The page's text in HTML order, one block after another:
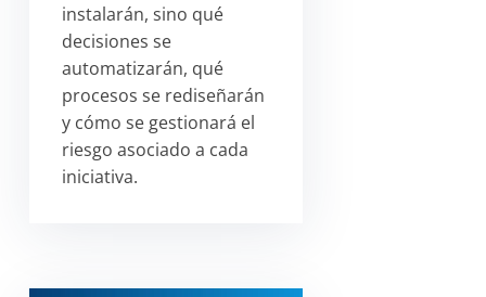
instalarán, sino qué
decisiones se
automatizarán, qué
procesos se rediseñarán
y cómo se gestionará el
riesgo asociado a cada
iniciativa.